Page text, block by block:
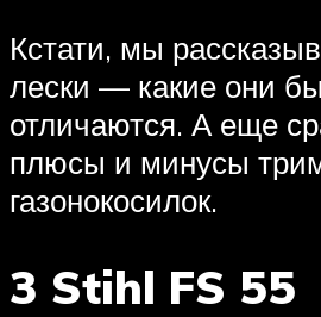
Кстати, мы
лески — какие они
отличаются. А еще
плюсы и минусы
газонокосилок.
3 Stihl FS 55